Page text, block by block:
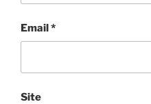
Email*
Site